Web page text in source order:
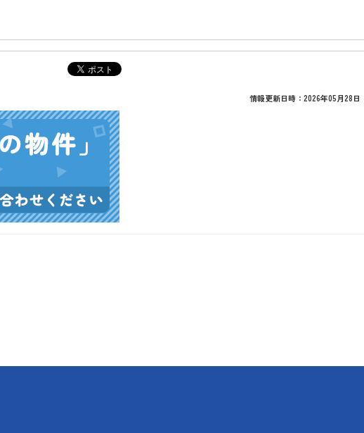
情報更新日時：2026年05月28日